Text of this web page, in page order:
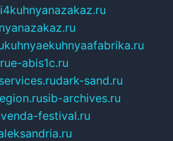
kuhnyaekuhnyaafabrika.ru
e-abis1c.ru
dark-sand.ru
sib-archives.ru
venda-festival.ru